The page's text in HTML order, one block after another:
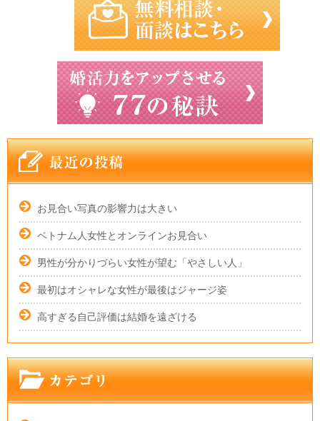
お見合い写真の影響力は大きい
ベトナム人女性とオンラインお見合い
男性が分かりづらい女性が望む「やさしい人」
最初はオシャレな女性が最後はジャージ姿
高すぎる自己評価は結婚を遠ざける